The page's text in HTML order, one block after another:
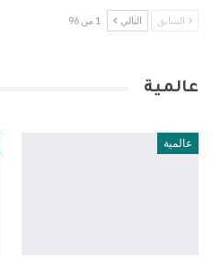
السابق التالي 1 من 96
عالمية
عالمية